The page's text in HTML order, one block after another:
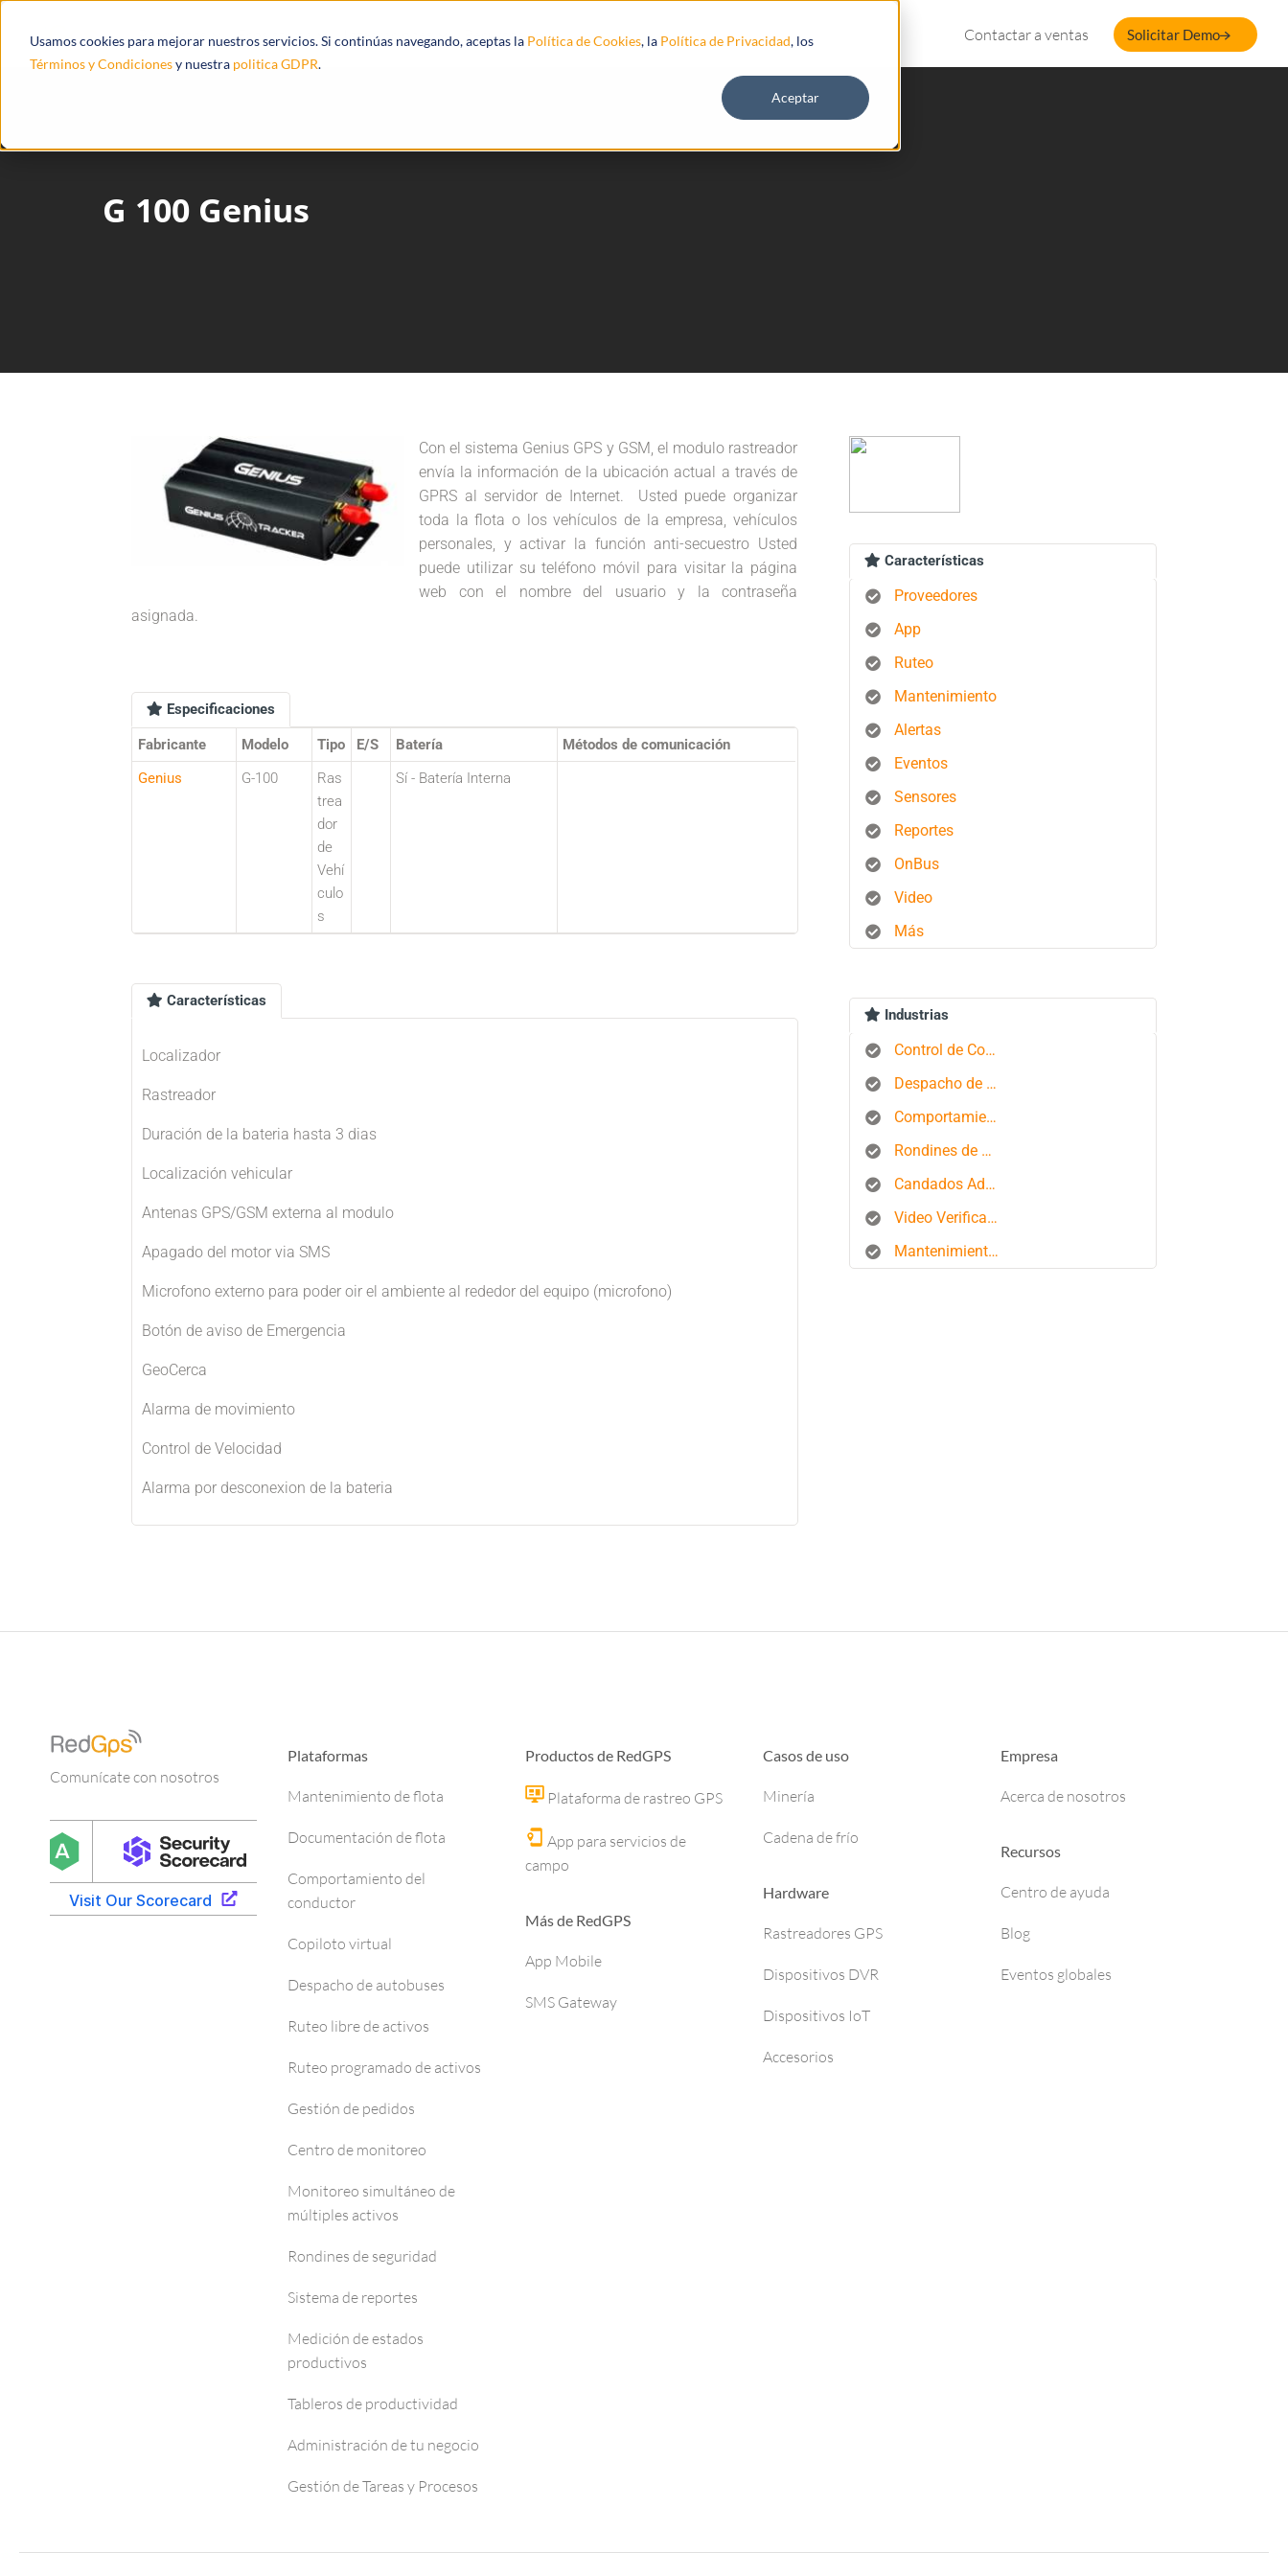
Usamos cookies para mejorar nuestros servicios. Si continúas navegando, aceptas la Política de Cookies, la Política de Privacidad, los
Términos y Condicionesy nuestra politica GDPR.
Aceptar
Productos Ecosistema Integraciones Recursos Contactar a ventas Solicitar Demo
G 100 Genius
Con el sistema Genius GPS y GSM, el modulo rastreador
envía la información de la ubicación actual a través de
GPRS al servidor de Internet. Usted puede organizar
toda la flota o los vehículos de la empresa, vehículos
personales, y activar la función anti-secuestro Usted
puede utilizar su teléfono móvil para visitar la página
web con el nombre del usuario y la contraseña
asignada.
Especificaciones
Fabricante Modelo Tipo E/S Batería
Métodos de comunicación
Genius
G-100
Ras
trea
dor
de
Vehí
culo
s
Sí - Batería Interna
Características
Localizador
Rastreador
Duración de la bateria hasta 3 dias
Localización vehicular
Antenas GPS/GSM externa al modulo
Apagado del motor via SMS
Microfono externo para poder oir el ambiente al rededor del equipo (microfono)
Botón de aviso de Emergencia
GeoCerca
Alarma de movimiento
Control de Velocidad
Alarma por desconexion de la bateria
Características
Proveedores
App
Ruteo
Mantenimiento
Alertas
Eventos
Sensores
Reportes
OnBus
Video
Más
Industrias
Control de Combustible
Despacho de Autobuses
Comportamiento del conductor
Rondines de Seguridad
Candados Aduaneros
Video Verificación
Mantenimiento de Flotas
Comunícate con nosotros
Plataformas
Mantenimiento de flota
Documentación de flota
Comportamiento del
conductor
Copiloto virtual
Despacho de autobuses
Ruteo libre de activos
Ruteo programado de activos
Gestión de pedidos
Centro de monitoreo
Monitoreo simultáneo de
múltiples activos
Rondines de seguridad
Sistema de reportes
Medición de estados
productivos
Tableros de productividad
Administración de tu negocio
Gestión de Tareas y Procesos
Productos de RedGPS
Plataforma de rastreo GPS
App para servicios de
campo
Más de RedGPS
App Mobile
SMS Gateway
Casos de uso
Minería
Cadena de frío
Hardware
Rastreadores GPS
Dispositivos DVR
Dispositivos IoT
Accesorios
Empresa
Acerca de nosotros
Recursos
Centro de ayuda
Blog
Eventos globales